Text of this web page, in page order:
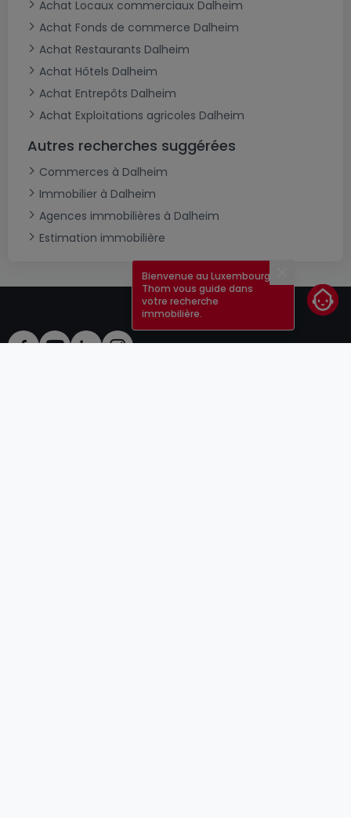
Achat Locaux commerciaux Dalheim
Achat Fonds de commerce Dalheim
Achat Restaurants Dalheim
Achat Hôtels Dalheim
Achat Entrepôts Dalheim
Achat Exploitations agricoles Dalheim
Autres recherches suggérées
Commerces à Dalheim
Immobilier à Dalheim
Agences immobilières à Dalheim
Estimation immobilière
Fermer
Bienvenue au Luxembourg !
Thom vous guide dans
votre recherche
immobilière.